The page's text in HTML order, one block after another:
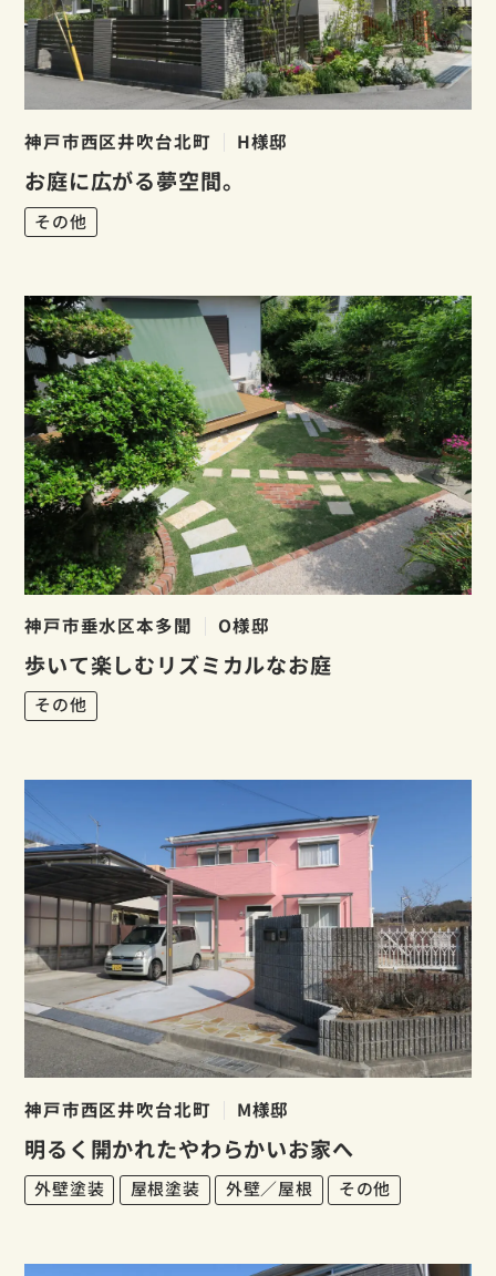
神戸市西区井吹台北町 H様邸
お庭に広がる夢空間。
その他
神戸市垂水区本多聞 O様邸
歩いて楽しむリズミカルなお庭
その他
神戸市西区井吹台北町 M様邸
明るく開かれたやわらかいお家へ
外壁塗装 屋根塗装 外壁／屋根 その他